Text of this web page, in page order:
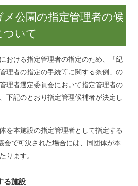
公園の指定管理者の候
ついて
おける指定管理者の指定のため、「紀
理者の指定の手続等に関する条例」の
理者選定委員会において指定管理者の
下記のとおり指定管理候補者が決定し
を本施設の指定管理者として指定する
会で可決された場合には、同団体が本
ります。
る施設